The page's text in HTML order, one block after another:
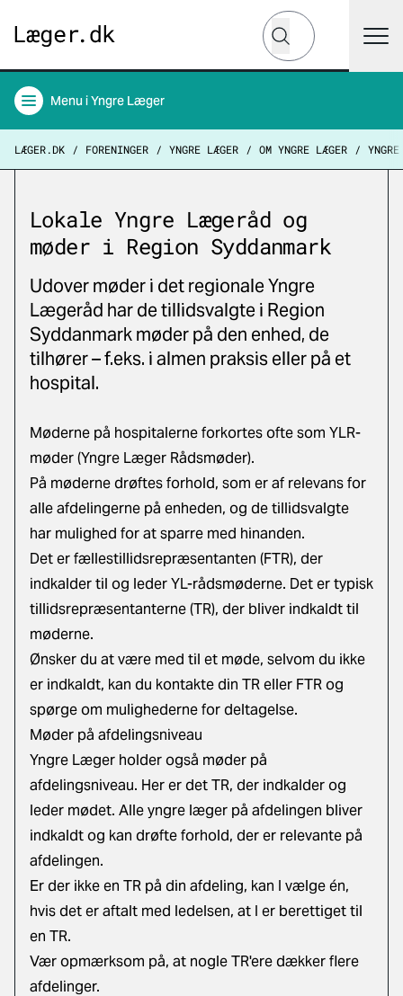
Hvad leder du efter?
Søg
Menu i Yngre Læger
LÆGER.DK FORENINGER YNGRE LÆGER OM YNGRE LÆGER
Lokale Yngre Lægeråd og
møder i Region Syddanmark
Udover møder i det regionale Yngre
Lægeråd har de tillidsvalgte i Region
Syddanmark møder på den enhed, de
tilhører – f.eks. i almen praksis eller på et
hospital.
Møderne på hospitalerne forkortes ofte som YLR-
møder (Yngre Læger Rådsmøder).
På møderne drøftes forhold, som er af relevans for
alle afdelingerne på enheden, og de tillidsvalgte
har mulighed for at sparre med hinanden.
Det er fællestillidsrepræsentanten (FTR), der
indkalder til og leder YL-rådsmøderne. Det er typisk
tillidsrepræsentanterne (TR), der bliver indkaldt til
møderne.
Ønsker du at være med til et møde, selvom du ikke
er indkaldt, kan du kontakte din TR eller FTR og
spørge om mulighederne for deltagelse.
Møder på afdelingsniveau
Yngre Læger holder også møder på
afdelingsniveau. Her er det TR, der indkalder og
leder mødet. Alle yngre læger på afdelingen bliver
indkaldt og kan drøfte forhold, der er relevante på
afdelingen.
Er der ikke en TR på din afdeling, kan I vælge én,
hvis det er aftalt med ledelsen, at I er berettiget til
en TR.
Vær opmærksom på, at nogle TR'ere dækker flere
afdelinger.